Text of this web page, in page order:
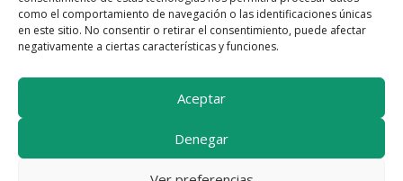
como el comportamiento de navegación o las identificaciones únicas
en este sitio. No consentir o retirar el consentimiento, puede afectar
negativamente a ciertas características y funciones.
Aceptar
Denegar
Diseño y desarrollo: